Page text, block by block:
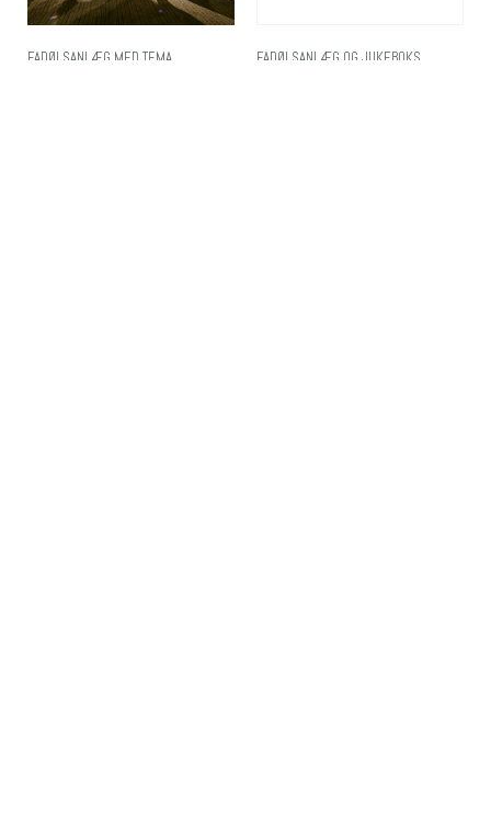
FADØLSANLÆG MED TEMA FADØLSANLÆG OG JUKEBOKS